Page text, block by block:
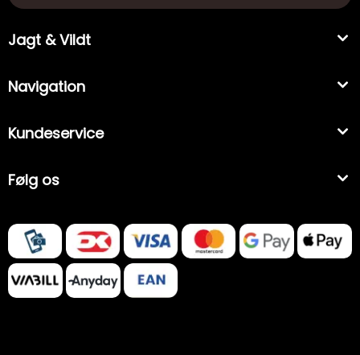
Jagt & Vildt
Navigation
Kundeservice
Følg os